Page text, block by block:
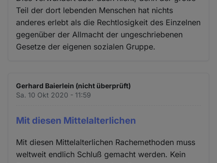
Teil der dort lebenden Menschen hat nichts
anderes erlebt als die Rechtlosigkeit des Einzelnen
gegenüber der Allmacht der ungeschriebenen
Gesetze der eigenen sozialen Gruppe.
Gerhard Baierlein (nicht überprüft)
Sa. 10 Okt 2020 - 11:59
Mit diesen Mittelalterlichen
Mit diesen Mittelalterlichen Rachemethoden muss
weltweit endlich Schluß gemacht werden. Kein